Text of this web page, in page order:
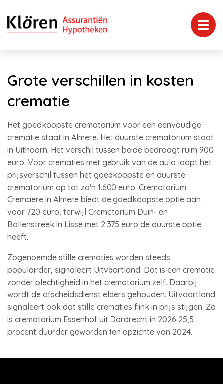
Grote verschillen in kosten
crematie
Het goedkoopste crematorium voor een eenvoudige
crematie staat in Almere. Het duurste crematorium staat
in Uithoorn. Het verschil tussen beide bedraagt ruim 900
euro. Voor crematies met gebruik van de aula loopt het
prijsverschil tussen het goedkoopste en duurste
crematorium op tot zo'n 1.600 euro. Crematorium
Cremaere in Almere biedt de goedkoopste optie aan
voor 720 euro, terwijl Crematorium Duin- en
Bollenstreek in Lisse met 2.375 euro de duurste optie
heeft.
Zogenoemde stille crematies worden steeds
populairder, signaleert Uitvaartland. Dat is een crematie
zonder plechtigheid in het crematorium zelf. Daarbij
wordt de afscheidsdienst elders gehouden. Uitvaartland
signaleert ook dat stille crematies flink in prijs stijgen. Zo
is crematorium Essenhof uit Dordrecht in 2026 25,5
procent duurder geworden ten opzichte van 2024.